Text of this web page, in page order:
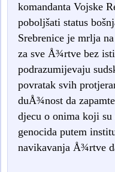
komandanta Vojske
poboljšati status
Srebrenice je mrlja
za sve Å¾rtve bez
podrazumijevaju
povratak svih
duÅ¾nost da
djecu o onima koji
genocida putem
navikavanja Å¾rtve